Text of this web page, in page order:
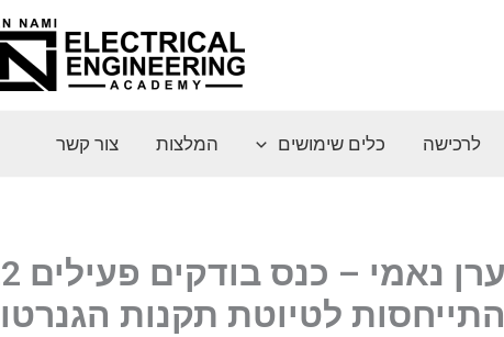
לרכישה כלים שימושים המלצות צור קשר
התייחסות לטיוטת תקנות